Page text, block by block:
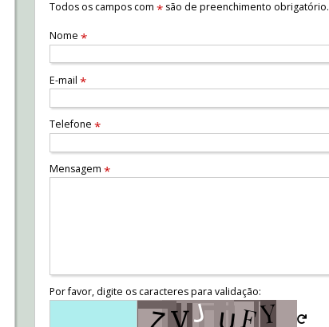
Todos os campos com *são de preenchimento obrigatório.
Nome *
E-mail *
Telefone *
Mensagem *
Por favor, digite os caracteres para validação: